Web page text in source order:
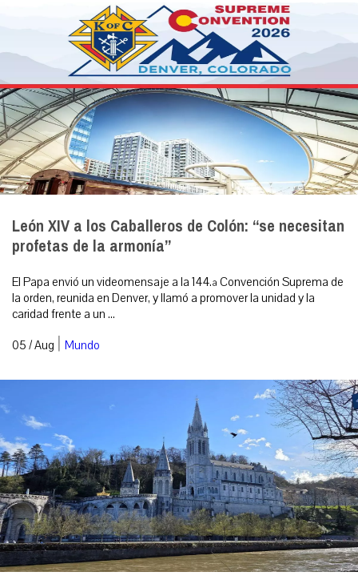
León XIV a los Caballeros de Colón: “se necesitan
profetas de la armonía”
El Papa envió un videomensaje a la 144.ª Convención Suprema de
la orden, reunida en Denver, y llamó a promover la unidad y la
caridad frente a un ...
05 / Aug | Mundo